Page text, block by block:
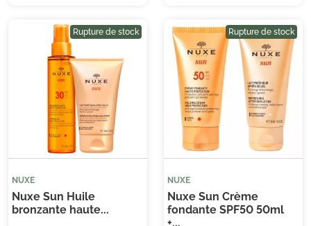
Rupture de stock
NUXE
Nuxe Sun Huile
bronzante haute...
Rupture de stock
NUXE
Nuxe Sun Crème
fondante SPF50 50ml
+...